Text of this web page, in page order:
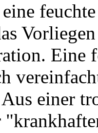
Eine
einer